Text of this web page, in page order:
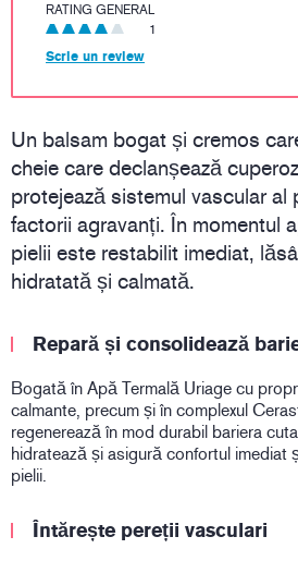
RATING GENERAL
1
Scrie un review
Un balsam bogat și cremos
cheie care declanșează
protejează sistemul vascular al
factorii agravanți. În momentul
pielii este restabilit imediat,
hidratată și calmată.
Repară și consolidează
Bogată în Apă Termală Uriage cu
calmante, precum și în complexul
regenerează în mod durabil bariera
hidratează și asigură confortul imediat
pielii.
Întărește pereții vasculari